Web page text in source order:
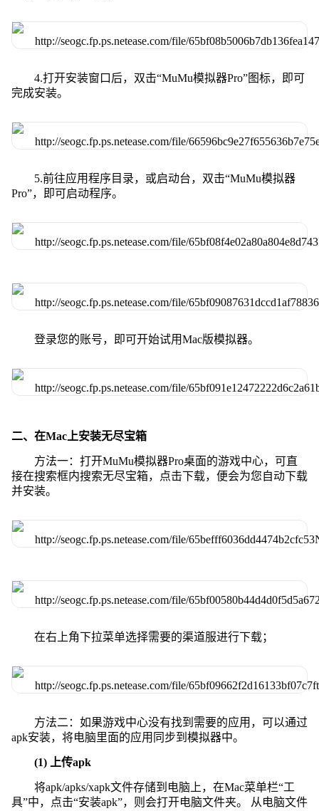
4.打开安装窗口后，双击“MuMu模拟器Pro”图标，即可
完成安装。
5.前往应用程序目录，或启动台，双击“MuMu模拟器
Pro”，即可启动程序。
登录您的账号，即可开始试用Mac版模拟器。
二、在Mac上安装无尽宝箱
方法一：打开MuMu模拟器Pro桌面的游戏中心，可直
接在搜索框内搜索无尽宝箱，点击下载，便会为您自动下载
并安装。
在右上角下拉菜单选择需要的渠道服进行下载；
方法二：如果游戏中心没有找到需要的应用，可以通过
apk安装，将电脑里面的应用同步到模拟器中。
(1) 上传apk
将apk/apks/xapk文件存储到电脑上，在Mac菜单栏“工
具”中，点击“安装apk”，则会打开电脑文件夹。 从电脑文件